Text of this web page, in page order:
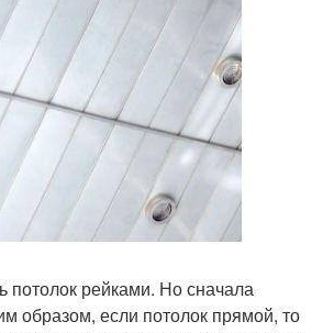
потолок рейками. Но сначала
образом, если потолок прямой, то